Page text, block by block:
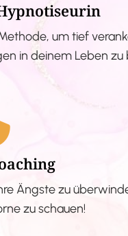
um tief
in deinem Leben zu
Ängste zu
zu schauen!